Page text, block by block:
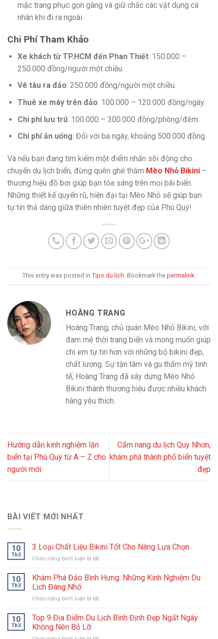
mặc trang phục gọn gàng và giữ chắc các vật dụng cá
nhân khi đi ra ngoài.
Chi Phí Tham Khảo
Xe khách từ TP.HCM đến Phan Thiết: 150.000 –
250.000 đồng/người một chiều.
Vé tàu ra đảo: 250.000 đồng/người một chiều.
Thuê xe máy trên đảo: 100.000 – 120.000 đồng/ngày.
Chi phí lưu trú: 100.000 – 300.000 đồng/phòng/đêm.
Chi phí ăn uống: Đối với ba ngày, khoảng 500.000 đồng.
Và nếu bạn đang tìm kiếm một điểm nhấn sôi động cho
chuyến du lịch biển, đừng quên ghé thăm Mèo Nhỏ Bikini –
thương hiệu đồ bơi giúp bạn tỏa sáng trên mọi bãi biển.
Những thiết kế quyến rũ, hiện đại tại Mèo Nhỏ sẽ giúp bạn
tự tin thả dáng giữa thiên nhiên tuyệt đẹp của Phú Quý!
This entry was posted in Tips du lịch. Bookmark the permalink.
HOÀNG TRANG
Hoàng Trang, chủ quán Mèo Nhỏ Bikini, với
đam mê thời trang biển và mong muốn giúp
chị em tự tin hơn với những bộ bikini đẹp,
chất lượng. Sự tận tâm và gu thẩm mỹ tinh
tế, Hoàng Trang đã xây dựng Mèo Nhỏ
Bikini thành thương hiệu được nhiều khách
hàng yêu thích.
Hướng dẫn kinh nghiệm lặn
biển tại Phú Quý từ A – Z cho
người mới
Cẩm nang du lịch Quy Nhơn,
khám phá thành phố biển tuyệt
đẹp
BÀI VIẾT MỚI NHẤT
10
Th3
3 Loại Chất Liệu Bikini Tốt Cho Nàng Lựa Chọn
Chức năng bình luận bị tắtở
Loại
Bikini
Cho
10
Th3
Khám Phá Đảo Bình Hưng: Những Kinh Nghiệm Du
Lịch Đáng Nhớ
Chức năng bình luận bị tắtở
Phá
Đảo
10
Th3
Top 9 Địa Điểm Du Lịch Bình Định Đẹp Ngất Ngây
Không Nên Bỏ Lỡ